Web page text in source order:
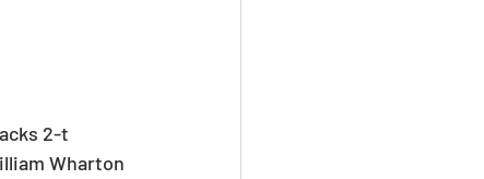
2-t
Wharton